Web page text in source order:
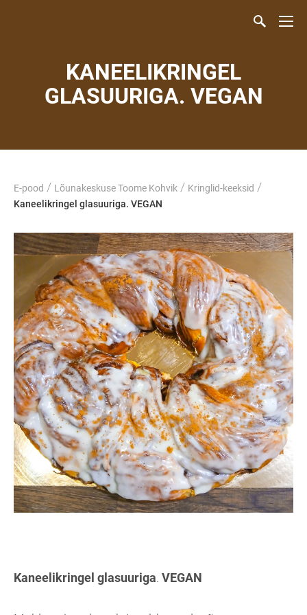
KANEELIKRINGEL
GLASUURIGA. VEGAN
E-pood / Lõunakeskuse Toome Kohvik / Kringlid-keeksid /
Kaneelikringel glasuuriga. VEGAN
Kaneelikringel glasuuriga. VEGAN